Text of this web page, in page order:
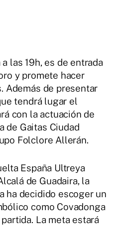
las 19h, es de entrada
y promete hacer
Además de presentar
tendrá lugar el
con la actuación de
de Gaitas Ciudad
Folclore Allerán.
España Ultreya
de Guadaira, la
ha decidido escoger un
como Covadonga
La meta estará